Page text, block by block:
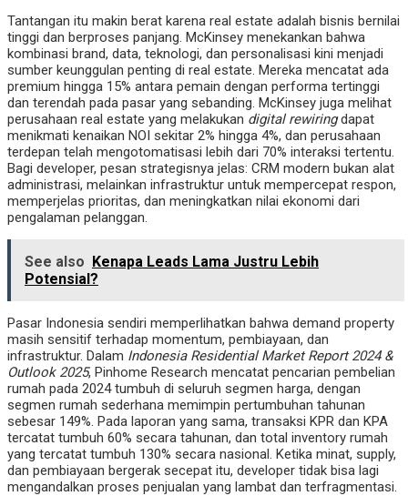
Tantangan itu makin berat karena real estate adalah bisnis bernilai
tinggi dan berproses panjang. McKinsey menekankan bahwa
kombinasi brand, data, teknologi, dan personalisasi kini menjadi
sumber keunggulan penting di real estate. Mereka mencatat ada
premium hingga 15% antara pemain dengan performa tertinggi
dan terendah pada pasar yang sebanding. McKinsey juga melihat
perusahaan real estate yang melakukan digital rewiringdapat
menikmati kenaikan NOI sekitar 2% hingga 4%, dan perusahaan
terdepan telah mengotomatisasi lebih dari 70% interaksi tertentu.
Bagi developer, pesan strategisnya jelas: CRM modern bukan alat
administrasi, melainkan infrastruktur untuk mempercepat respon,
memperjelas prioritas, dan meningkatkan nilai ekonomi dari
pengalaman pelanggan.
See also Kenapa Leads Lama Justru Lebih
Potensial?
Pasar Indonesia sendiri memperlihatkan bahwa demand property
masih sensitif terhadap momentum, pembiayaan, dan
infrastruktur. Dalam Indonesia Residential Market Report 2024 &
Outlook 2025, Pinhome Research mencatat pencarian pembelian
rumah pada 2024 tumbuh di seluruh segmen harga, dengan
segmen rumah sederhana memimpin pertumbuhan tahunan
sebesar 149%. Pada laporan yang sama, transaksi KPR dan KPA
tercatat tumbuh 60% secara tahunan, dan total inventory rumah
yang tercatat tumbuh 130% secara nasional. Ketika minat, supply,
dan pembiayaan bergerak secepat itu, developer tidak bisa lagi
mengandalkan proses penjualan yang lambat dan terfragmentasi.